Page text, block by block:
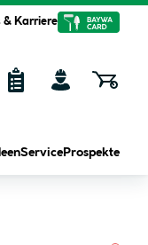
& Karriere
Service Prospekte